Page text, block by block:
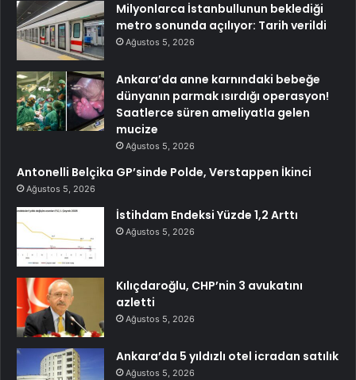
Milyonlarca İstanbullunun beklediği
metro sonunda açılıyor: Tarih verildi
Ağustos 5, 2026
Ankara’da anne karnındaki bebeğe
dünyanın parmak ısırdığı operasyon!
Saatlerce süren ameliyatla gelen
mucize
Ağustos 5, 2026
Antonelli Belçika GP’sinde Polde, Verstappen İkinci
Ağustos 5, 2026
İstihdam Endeksi Yüzde 1,2 Arttı
Ağustos 5, 2026
Kılıçdaroğlu, CHP’nin 3 avukatını
azletti
Ağustos 5, 2026
Ankara’da 5 yıldızlı otel icradan satılık
Ağustos 5, 2026